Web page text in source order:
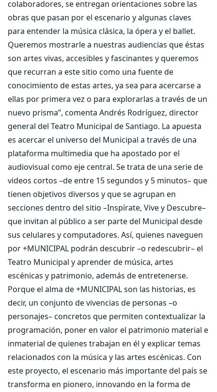
colaboradores, se entregan orientaciones sobre las
obras que pasan por el escenario y algunas claves
para entender la música clásica, la ópera y el ballet.
Queremos mostrarle a nuestras audiencias que éstas
son artes vivas, accesibles y fascinantes y queremos
que recurran a este sitio como una fuente de
conocimiento de estas artes, ya sea para acercarse a
ellas por primera vez o para explorarlas a través de un
nuevo prisma”, comenta Andrés Rodríguez, director
general del Teatro Municipal de Santiago. La apuesta
es acercar el universo del Municipal a través de una
plataforma multimedia que ha apostado por el
audiovisual como eje central. Se trata de una serie de
videos cortos –de entre 15 segundos y 5 minutos– que
tienen objetivos diversos y que se agrupan en
secciones dentro del sitio –Inspírate, Vive y Descubre–
que invitan al público a ser parte del Municipal desde
sus celulares y computadores. Así, quienes naveguen
por +MUNICIPAL podrán descubrir –o redescubrir– el
Teatro Municipal y aprender de música, artes
escénicas y patrimonio, además de entretenerse.
Porque el alma de +MUNICIPAL son las historias, es
decir, un conjunto de vivencias de personas –o
personajes– concretos que permiten contextualizar la
programación, poner en valor el patrimonio material e
inmaterial de quienes trabajan en él y explicar temas
relacionados con la música y las artes escénicas. Con
este proyecto, el escenario más importante del país se
transforma en pionero, innovando en la forma de